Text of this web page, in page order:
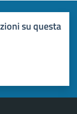
su questa